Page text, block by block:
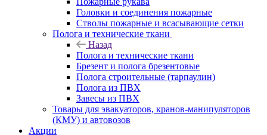
Головки и соединения пожарные
Стволы пожарные и всасывающие сетки
Полога и технические ткани
Назад
Полога и технические ткани
Брезент и полога брезентовые
Полога строительные (тарпаулин)
Полога из ПВХ
Завесы из ПВХ
Товары для эвакуаторов, кранов-манипуляторов
(КМУ) и автовозов
Акции